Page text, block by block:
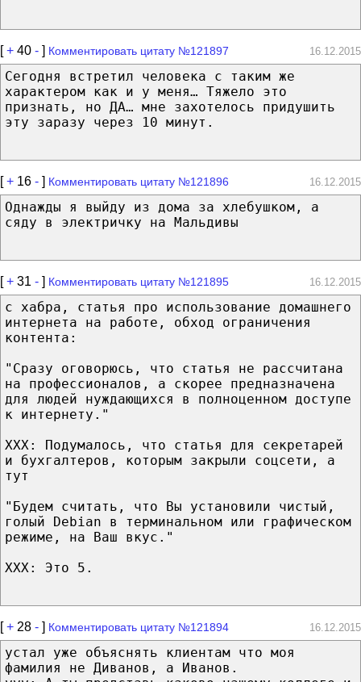
[+ 40 - ] Комментировать цитату №121897 16.12.2015
Сегодня встретил человека с таким же
характером как и у меня… Тяжело это
признать, но ДА… мне захотелось придушить
эту заразу через 10 минут.
[+ 16 - ] Комментировать цитату №121896 16.12.2015
Однажды я выйду из дома за хлебушком, а
сяду в электричку на Мальдивы
[+ 31 - ] Комментировать цитату №121895 16.12.2015
с хабра, статья про использование домашнего
интернета на работе, обход ограничения
контента:
"Сразу оговорюсь, что статья не рассчитана
на профессионалов, а скорее предназначена
для людей нуждающихся в полноценном доступе
к интернету."
XXX: Подумалось, что статья для секретарей
и бухгалтеров, которым закрыли соцсети, а
тут
"Будем считать, что Вы установили чистый,
голый Debian в терминальном или графическом
режиме, на Ваш вкус."
XXX: Это 5.
[+ 28 - ] Комментировать цитату №121894 16.12.2015
устал уже объяснять клиентам что моя
фамилия не Диванов, а Иванов.